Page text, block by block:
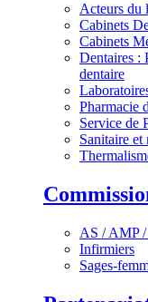
Acteurs du
Cabinets
Cabinets
Dentaires :
dentaire
Pharmacie
Service de
Sanitaire
AS / AMP
Infirmiers
Sages-